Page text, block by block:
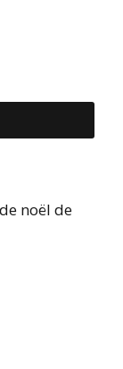
noël de